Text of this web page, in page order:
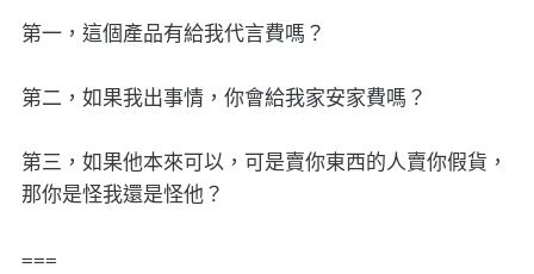
第一，這個產品有給我代言費嗎？
第二，如果我出事情，你會給我家安家費嗎？
第三，如果他本來可以，可是賣你東西的人賣你假貨，
那你是怪我還是怪他？
===